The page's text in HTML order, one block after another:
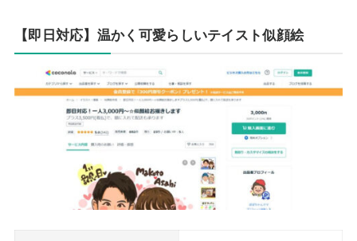
【即日対応】温かく可愛らしいテイスト似顔絵